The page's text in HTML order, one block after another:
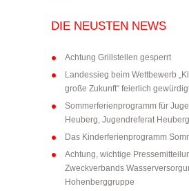
DIE NEUSTEN NEWS
Achtung Grillstellen gesperrt
Landessieg beim Wettbewerb
große Zukunft“ feierlich
Sommerferienprogramm für
Heuberg, Jugendreferat Heuberg
Das Kinderferienprogramm
Achtung, wichtige
Zweckverbands
Hohenberggruppe